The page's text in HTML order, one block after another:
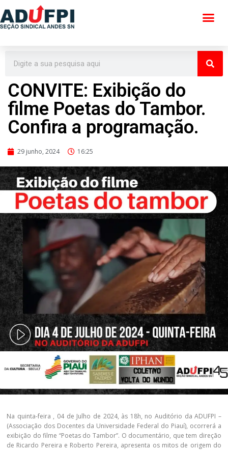
Pular
conteúdo
CONVITE: Exibição do
filme Poetas do Tambor.
Confira a programação.
29 junho, 2024 16:25
Na quinta-feira , 04 de Julho de 2024, às 18h, no Auditório da ADUFPI –
(Associação dos Docentes da Universidade Federal do Piauí), ocorrerá a
exibição do filme “Poetas do Tambor”. O documentário, que tem direção
de Ricardo Pereira e Roberto Pereira, apresenta os mitos de origem do